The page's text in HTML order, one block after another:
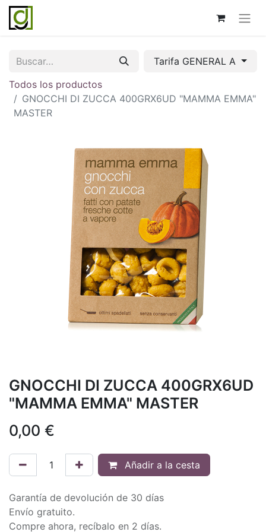
Tarifa GENERAL A
Todos los productos
GNOCCHI DI ZUCCA 400GRX6UD "MAMMA EMMA"
MASTER
GNOCCHI DI ZUCCA 400GRX6UD
"MAMMA EMMA" MASTER
0,00 €
Añadir a la cesta
Garantía de devolución de 30 días
Envío gratuito.
Compre ahora, recíbalo en 2 días.